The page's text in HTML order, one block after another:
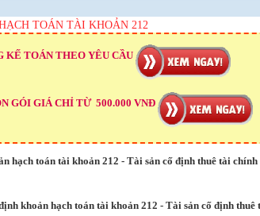
TOÁN TÀI KHOẢN 212
KẾ TOÁN THEO YÊU CẦU
GÓI GIÁ CHỈ TỪ 500.000 VNĐ
hạch toán tài khoản 212 - Tài sản cố định thuê tài chính
khoản hạch toán tài khoản 212 - Tài sản cố định thuê